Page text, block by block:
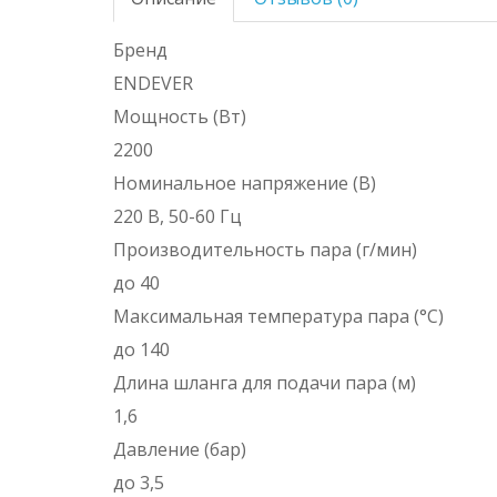
Бренд
ENDEVER
Мощность (Вт)
2200
Номинальное напряжение (В)
220 В, 50-60 Гц
Производительность пара (г/мин)
до 40
Максимальная температура пара (°С)
до 140
Длина шланга для подачи пара (м)
1,6
Давление (бар)
до 3,5